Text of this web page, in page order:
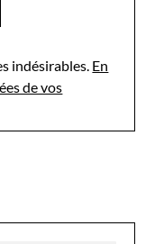
indésirables. En
de vos